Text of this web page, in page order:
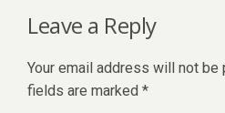
Leave a Reply
Your email address will not be
fields are marked *